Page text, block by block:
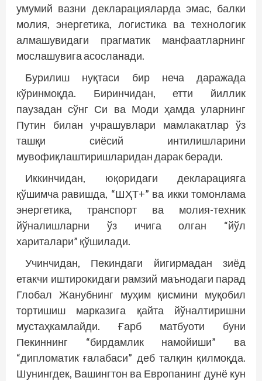
умумий вазни декларацияларда эмас, балки
молия, энергетика, логистика ва технологик
алмашувидаги прагматик манфаатларнинг
мослашувига асосланади.
Бурилиш нуқтаси бир неча даражада
кўринмоқда. Биринчидан, етти йиллик
паузадан сўнг Си ва Моди ҳамда уларнинг
Путин билан учрашувлари мамлакатлар ўз
ташқи сиёсий интилишларини
мувофиқлаштиришларидан дарак беради.
Иккинчидан, юқоридаги декларацияга
қўшимча равишда, “ШҲТ+” ва икки томонлама
энергетика, транспорт ва молия-техник
йўналишларни ўз ичига олган “йўл
хариталари” қўшилади.
Учинчидан, Пекиндаги йигирмадан зиёд
етакчи иштирокидаги рамзий маънодаги парад
Глобал Жанубнинг муҳим қисмини муқобил
тортишиш марказига қайта йўналтиришни
мустаҳкамлайди. Ғарб матбуоти буни
Пекиннинг “бирдамлик намойиши” ва
“дипломатик ғалабаси” деб талқин қилмоқда.
Шунингдек, Вашингтон ва Европанинг дунё кун